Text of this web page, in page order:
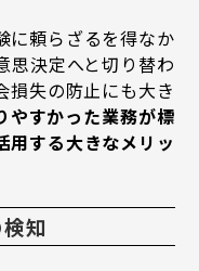
に頼らざるを得なか
思決定へと切り替わ
損失の防止にも大き
やすかった業務が標
用する大きなメリッ
知